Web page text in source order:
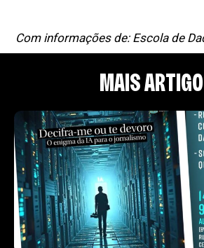
Com informações de: Escola de
MAIS